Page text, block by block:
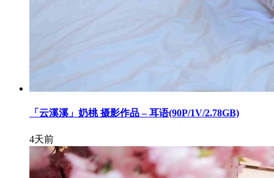
「云溪溪」奶桃 摄影作品 – 耳语(90P/1V/2.78GB)
4天前